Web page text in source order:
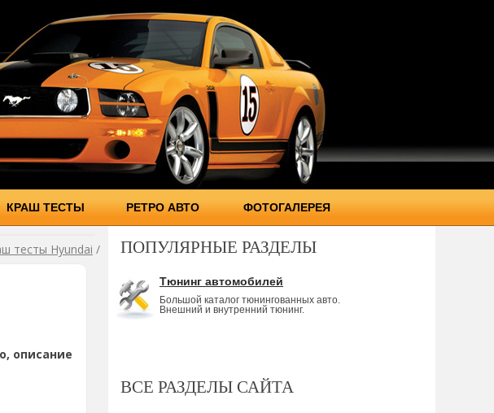
КРАШ ТЕСТЫ РЕТРО АВТО ФОТОГАЛЕРЕЯ
тесты Hyundai /
описание
ПОПУЛЯРНЫЕ РАЗДЕЛЫ
Тюнинг автомобилей
Большой каталог тюнингованных авто.
Внешний и внутренний тюнинг.
ВСЕ РАЗДЕЛЫ САЙТА